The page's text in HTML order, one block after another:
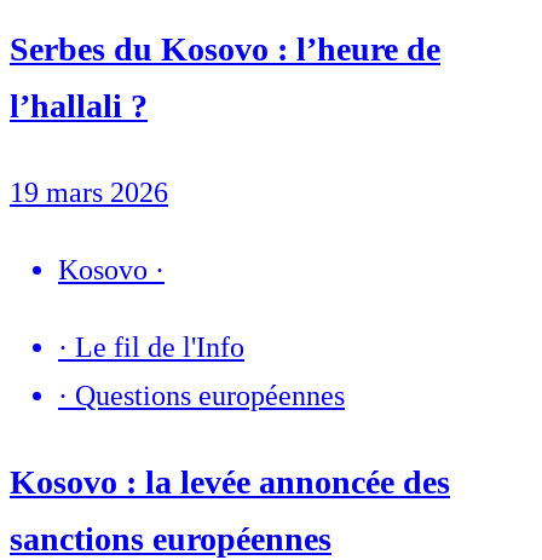
Serbes du Kosovo : l’heure de
l’hallali ?
19 mars 2026
Kosovo ·
· Le fil de l'Info
· Questions européennes
Kosovo : la levée annoncée des
sanctions européennes